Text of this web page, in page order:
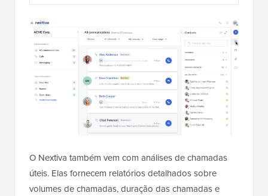
O Nextiva também vem com análises de chamadas
úteis. Elas fornecem relatórios detalhados sobre
volumes de chamadas, duração das chamadas e